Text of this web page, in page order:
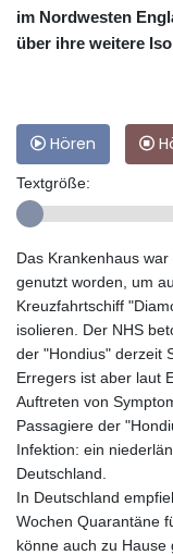
im Nordwesten
über ihre weitere
Hören
Textgröße:
Das Krankenhaus
genutzt worden, um
Kreuzfahrtschiff
isolieren. Der NHS
der "Hondius" derzeit
Erregers ist aber laut
Auftreten von
Passagiere der
Infektion: ein
Deutschland.
In Deutschland
Wochen Quarantäne
könne auch zu Hause